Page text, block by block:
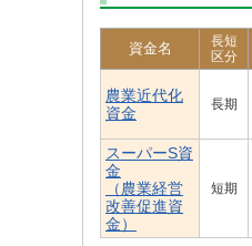
資金名
長短
区分
農業近代化
資金
長期
スーパーS資
金
（農業経営
改善促進資
金）
短期